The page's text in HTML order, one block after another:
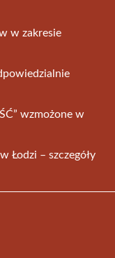
w zakresie
wzmożone w
Łodzi – szczegóły